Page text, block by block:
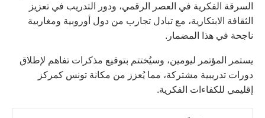
السرقة الفكرية في العصر الرقمي، ودور التدريب في تعزيز
الثقافة الابتكارية، مع تبادل تجارب من دول أوروبية ومغاربية
ناجحة في هذا المضمار.
يستمر المؤتمر ليومين، وسيُختتم بتوقيع مذكرات تفاهم لإطلاق
دورات تدريبية مشتركة، مما يُعزز من مكانة تونس كمركز
إقليمي للكفاءات الفكرية.